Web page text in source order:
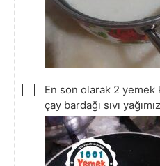
▢
En son olarak 2 yemek
çay bardağı sıvı